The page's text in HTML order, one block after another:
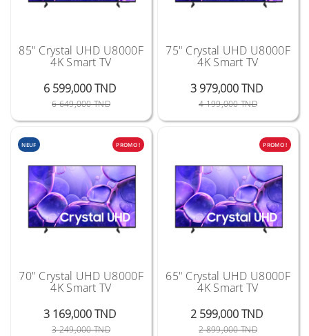
85" Crystal UHD U8000F
4K Smart TV
6 599,000 TND
6 649,000 TNDPrix Public
Prix
75" Crystal UHD U8000F
4K Smart TV
3 979,000 TND
4 199,000 TNDPrix Public
Prix
NEUF PROMO !
70" Crystal UHD U8000F
4K Smart TV
3 169,000 TND
3 249,000 TNDPrix Public
Prix
PROMO !
65" Crystal UHD U8000F
4K Smart TV
2 599,000 TND
2 899,000 TNDPrix Public
Prix